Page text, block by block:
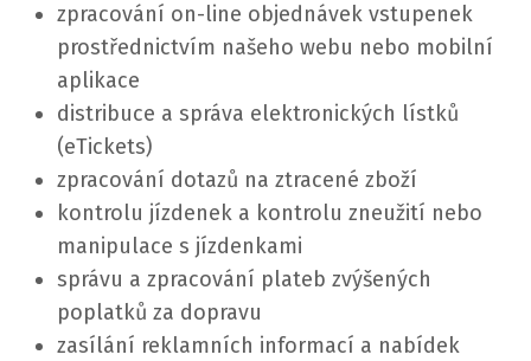
zpracování on-line objednávek vstupenek
prostřednictvím našeho webu nebo mobilní
aplikace
distribuce a správa elektronických lístků
(eTickets)
zpracování dotazů na ztracené zboží
kontrolu jízdenek a kontrolu zneužití nebo
manipulace s jízdenkami
správu a zpracování plateb zvýšených
poplatků za dopravu
zasílání reklamních informací a nabídek